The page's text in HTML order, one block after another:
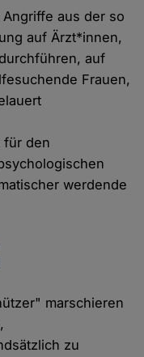
aus der so
auf Ärzt*innen,
auf
Frauen,
für den
werdende
marschieren
zu